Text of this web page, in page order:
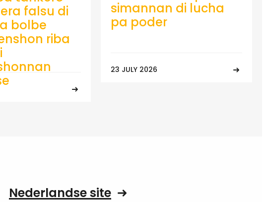
falsu di
bolbe
riba
simannan di lucha
pa poder
23 JULY 2026
Nederlandse site